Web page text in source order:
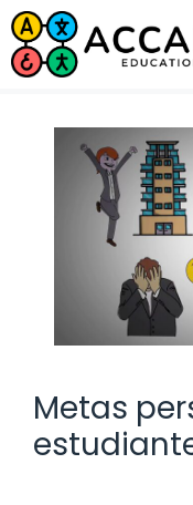
Saltar
al
contenido
Metas